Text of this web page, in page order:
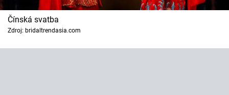
Čínská svatba
Zdroj: bridaltrendasia.com